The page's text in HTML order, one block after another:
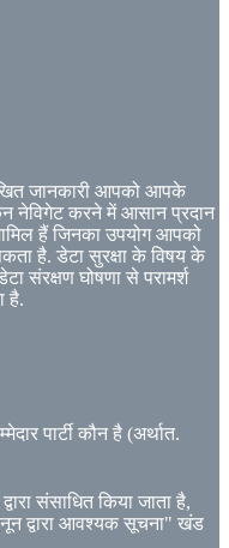
जानकारी आपको आपके
नेविगेट करने में आसान प्रदान
हैं जिनका उपयोग आपको
है. डेटा सुरक्षा के विषय के
संरक्षण घोषणा से परामर्श
है.
पार्टी कौन है (अर्थात.
संसाधित किया जाता है,
द्वारा आवश्यक सूचना" खंड